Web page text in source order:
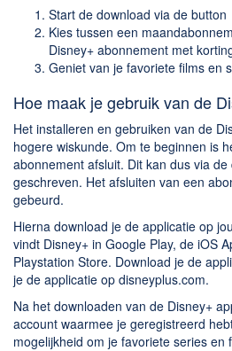
Start de download via de button
Kies tussen een
Disney+ abonnement met
Geniet van je favoriete films en
Hoe maak je gebruik van de
Het installeren en gebruiken van de
hogere wiskunde. Om te beginnen is
abonnement afsluit. Dit kan dus via
geschreven. Het afsluiten van een
gebeurd.
Hierna download je de applicatie op
vindt Disney+ in Google Play, de iOS
Playstation Store. Download je de
je de applicatie op disneyplus.com.
Na het downloaden van de Disney+
account waarmee je geregistreerd
mogelijkheid om je favoriete series en